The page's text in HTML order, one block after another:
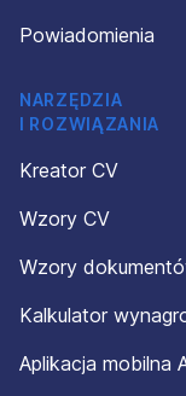
Powiadomienia
NARZĘDZIA
I ROZWIĄZANIA
Kreator CV
Wzory CV
Wzory
Kalkulator
Aplikacja mobilna